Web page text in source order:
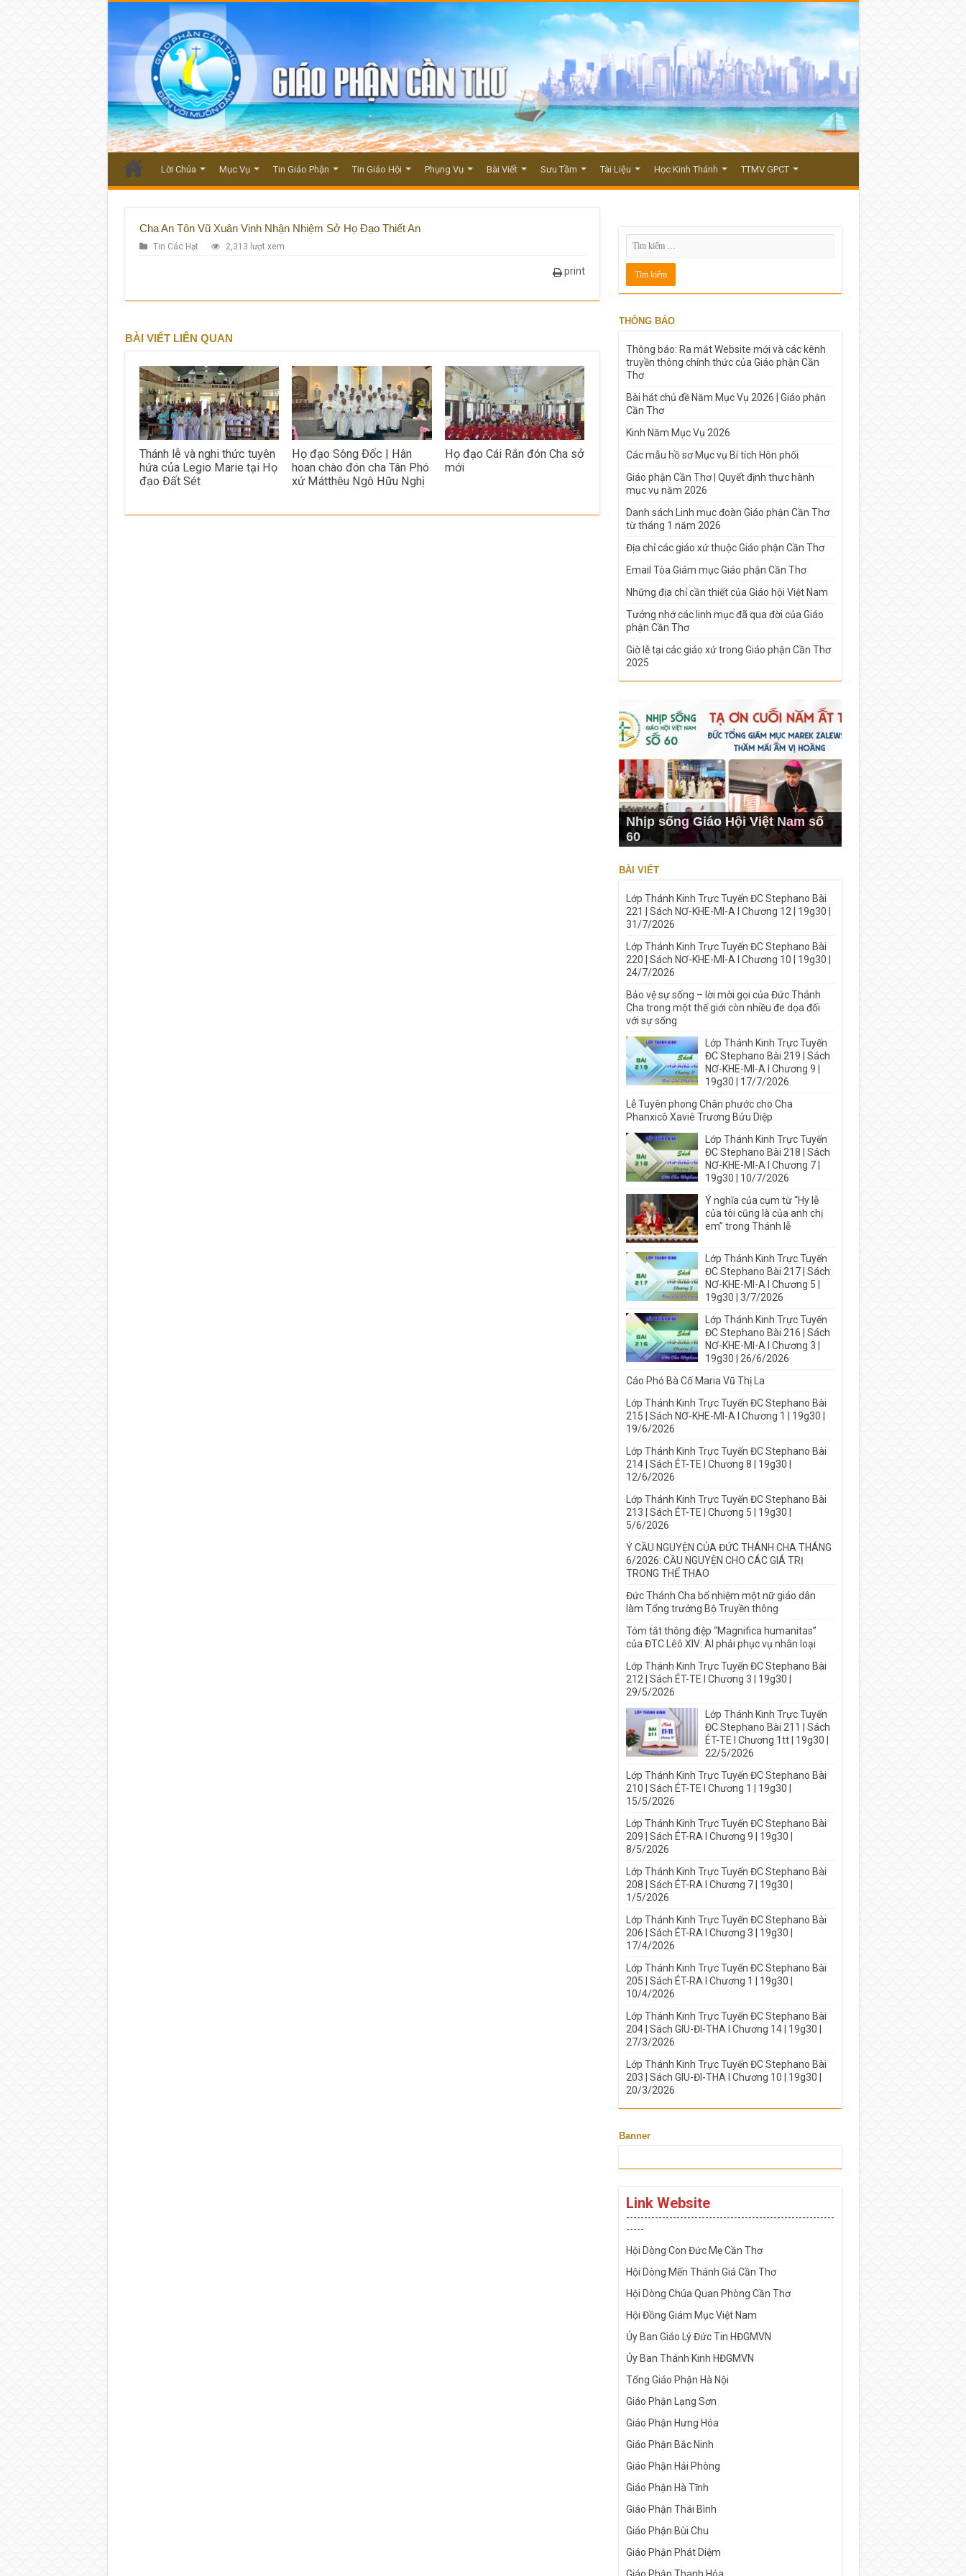
Lời Chúa Mục Vụ Tin Giáo Phận Tin Giáo Hội Phụng Vụ Bài Viết Sưu Tầm Tài Liệu Học Kinh Thánh TTMV GPCT
Cha An Tôn Vũ Xuân Vinh Nhận Nhiệm Sở Họ Đạo Thiết An
Tin Các Hạt 2,313 lượt xem
print
BÀI VIẾT LIÊN QUAN
Thánh lễ và nghi thức tuyên
hứa của Legio Marie tại Họ
đạo Đất Sét
Họ đạo Sông Đốc | Hân
hoan chào đón cha Tân Phó
xứ Mátthêu Ngô Hữu Nghị
Họ đạo Cái Rắn đón Cha sở
mới
THÔNG BÁO
Thông báo: Ra mắt Website mới và các kênh
truyền thông chính thức của Giáo phận Cần
Thơ
Bài hát chủ đề Năm Mục Vụ 2026 | Giáo phận
Cần Thơ
Kinh Năm Mục Vụ 2026
Các mẫu hồ sơ Mục vụ Bí tích Hôn phối
Giáo phận Cần Thơ | Quyết định thực hành
mục vụ năm 2026
Danh sách Linh mục đoàn Giáo phận Cần Thơ
từ tháng 1 năm 2026
Địa chỉ các giáo xứ thuộc Giáo phận Cần Thơ
Email Tòa Giám mục Giáo phận Cần Thơ
Những địa chỉ cần thiết của Giáo hội Việt Nam
Tưởng nhớ các linh mục đã qua đời của Giáo
phận Cần Thơ
Giờ lễ tại các giáo xứ trong Giáo phận Cần Thơ
2025
Nhịp sống Giáo Hội Việt Nam số
60
BÀI VIẾT
Lớp Thánh Kinh Trực Tuyến ĐC Stephano Bài
221 | Sách NƠ-KHE-MI-A I Chương 12 | 19g30 |
31/7/2026
Lớp Thánh Kinh Trực Tuyến ĐC Stephano Bài
220 | Sách NƠ-KHE-MI-A I Chương 10 | 19g30 |
24/7/2026
Bảo vệ sự sống – lời mời gọi của Đức Thánh
Cha trong một thế giới còn nhiều đe dọa đối
với sự sống
Lớp Thánh Kinh Trực Tuyến
ĐC Stephano Bài 219 | Sách
NƠ-KHE-MI-A I Chương 9 |
19g30 | 17/7/2026
Lễ Tuyên phong Chân phước cho Cha
Phanxicô Xaviê Trương Bửu Diệp
Lớp Thánh Kinh Trực Tuyến
ĐC Stephano Bài 218 | Sách
NƠ-KHE-MI-A I Chương 7 |
19g30 | 10/7/2026
Ý nghĩa của cụm từ “Hy lễ
của tôi cũng là của anh chị
em” trong Thánh lễ
Lớp Thánh Kinh Trực Tuyến
ĐC Stephano Bài 217 | Sách
NƠ-KHE-MI-A I Chương 5 |
19g30 | 3/7/2026
Lớp Thánh Kinh Trực Tuyến
ĐC Stephano Bài 216 | Sách
NƠ-KHE-MI-A I Chương 3 |
19g30 | 26/6/2026
Cáo Phó Bà Cố Maria Vũ Thị La
Lớp Thánh Kinh Trực Tuyến ĐC Stephano Bài
215 | Sách NƠ-KHE-MI-A I Chương 1 | 19g30 |
19/6/2026
Lớp Thánh Kinh Trực Tuyến ĐC Stephano Bài
214 | Sách ÉT-TE I Chương 8 | 19g30 |
12/6/2026
Lớp Thánh Kinh Trực Tuyến ĐC Stephano Bài
213 | Sách ÉT-TE | Chương 5 | 19g30 |
5/6/2026
Ý CẦU NGUYỆN CỦA ĐỨC THÁNH CHA THÁNG
6/2026: CẦU NGUYỆN CHO CÁC GIÁ TRỊ
TRONG THỂ THAO
Đức Thánh Cha bổ nhiệm một nữ giáo dân
làm Tổng trưởng Bộ Truyền thông
Tóm tắt thông điệp “Magnifica humanitas”
của ĐTC Lêô XIV: AI phải phục vụ nhân loại
Lớp Thánh Kinh Trực Tuyến ĐC Stephano Bài
212 | Sách ÉT-TE I Chương 3 | 19g30 |
29/5/2026
Lớp Thánh Kinh Trực Tuyến
ĐC Stephano Bài 211 | Sách
ÉT-TE I Chương 1tt | 19g30 |
22/5/2026
Lớp Thánh Kinh Trực Tuyến ĐC Stephano Bài
210 | Sách ÉT-TE I Chương 1 | 19g30 |
15/5/2026
Lớp Thánh Kinh Trực Tuyến ĐC Stephano Bài
209 | Sách ÉT-RA I Chương 9 | 19g30 |
8/5/2026
Lớp Thánh Kinh Trực Tuyến ĐC Stephano Bài
208 | Sách ÉT-RA I Chương 7 | 19g30 |
1/5/2026
Lớp Thánh Kinh Trực Tuyến ĐC Stephano Bài
206 | Sách ÉT-RA I Chương 3 | 19g30 |
17/4/2026
Lớp Thánh Kinh Trực Tuyến ĐC Stephano Bài
205 | Sách ÉT-RA I Chương 1 | 19g30 |
10/4/2026
Lớp Thánh Kinh Trực Tuyến ĐC Stephano Bài
204 | Sách GIU-ĐI-THA I Chương 14 | 19g30 |
27/3/2026
Lớp Thánh Kinh Trực Tuyến ĐC Stephano Bài
203 | Sách GIU-ĐI-THA I Chương 10 | 19g30 |
20/3/2026
Banner
Link Website
----------------------------------------------------------
-----
Hội Dòng Con Đức Mẹ Cần Thơ
Hội Dòng Mến Thánh Giá Cần Thơ
Hội Dòng Chúa Quan Phòng Cần Thơ
Hội Đồng Giám Mục Việt Nam
Ủy Ban Giáo Lý Đức Tin HĐGMVN
Ủy Ban Thánh Kinh HĐGMVN
Tổng Giáo Phận Hà Nội
Giáo Phận Lạng Sơn
Giáo Phận Hưng Hóa
Giáo Phận Bắc Ninh
Giáo Phận Hải Phòng
Giáo Phận Hà Tĩnh
Giáo Phận Thái Bình
Giáo Phận Bùi Chu
Giáo Phận Phát Diệm